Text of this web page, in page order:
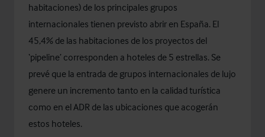
habitaciones) de los principales grupos
internacionales tienen previsto abrir en España. El
45,4% de las habitaciones de los proyectos del
‘pipeline’ corresponden a hoteles de 5 estrellas. Se
prevé que la entrada de grupos internacionales de lujo
genere un incremento tanto en la calidad turística
como en el ADR de las ubicaciones que acogerán
estos hoteles.